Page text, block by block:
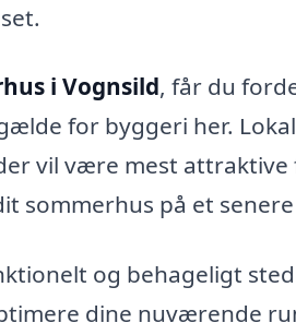
i Vognsild, får du
for byggeri her.
vil være mest attraktive
sommerhus på et
og behageligt
dine nuværende